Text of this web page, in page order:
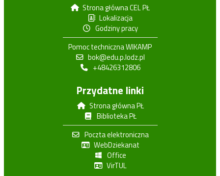
Strona główna CEL PŁ
Lokalizacja
Godziny pracy
Pomoc techniczna WIKAMP
bok@edu.p.lodz.pl
+48426312806
Przydatne linki
Strona główna PŁ
Biblioteka PŁ
Poczta elektroniczna
WebDziekanat
Office
VirTUL